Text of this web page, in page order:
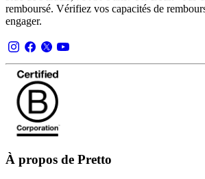
remboursé. Vérifiez vos capacités de
engager.
À propos de Pretto